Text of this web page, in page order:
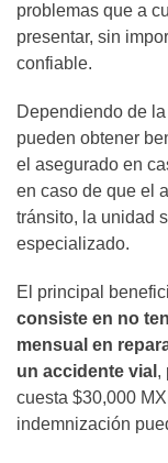
problemas que a
presentar, sin
confiable.
Dependiendo de
pueden obtener
el asegurado en
en caso de que el
tránsito, la unidad
especializado.
El principal
consiste en no
mensual en
un accidente vial ,
cuesta $30,000
indemnización